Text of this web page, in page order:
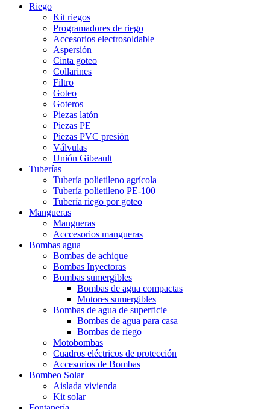
Riego
Kit riegos
Programadores de riego
Accesorios electrosoldable
Aspersión
Cinta goteo
Collarines
Filtro
Goteo
Goteros
Piezas latón
Piezas PE
Piezas PVC presión
Válvulas
Unión Gibeault
Tuberías
Tubería polietileno agrícola
Tubería polietileno PE-100
Tubería riego por goteo
Mangueras
Mangueras
Acccesorios mangueras
Bombas agua
Bombas de achique
Bombas Inyectoras
Bombas sumergibles
Bombas de agua compactas
Motores sumergibles
Bombas de agua de superficie
Bombas de agua para casa
Bombas de riego
Motobombas
Cuadros eléctricos de protección
Accesorios de Bombas
Bombeo Solar
Aislada vivienda
Kit solar